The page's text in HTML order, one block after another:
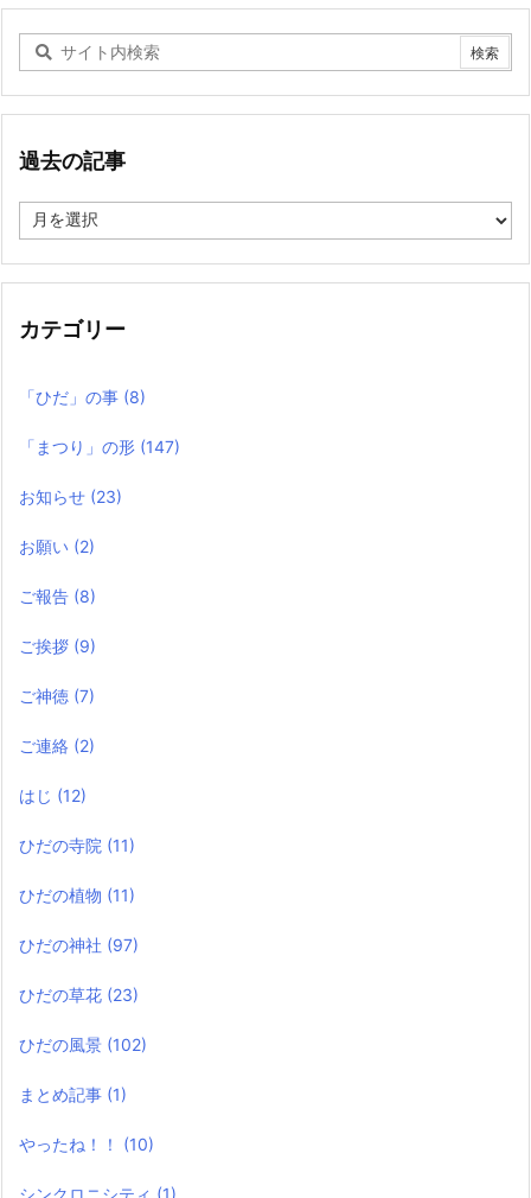
過去の記事
去
記
カテゴリー
「ひだ」の事 (8)
「まつり」の形 (147)
お知らせ (23)
お願い (2)
ご報告 (8)
ご挨拶 (9)
ご神徳 (7)
ご連絡 (2)
はじ (12)
ひだの寺院 (11)
ひだの植物 (11)
ひだの神社 (97)
ひだの草花 (23)
ひだの風景 (102)
まとめ記事 (1)
やったね！！ (10)